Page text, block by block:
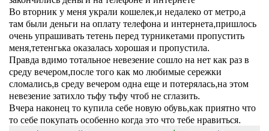
Во вторник у меня украли кошелек,и недалеко от метро,а
там были деньги на оплату телефона и интернета,пришлось
очень упрашивать тетень перед турникетами пропустить
меня,тетенгька оказалась хорошая и пропустила.
Правда вдимо тотальное невезение сошло на нет как раз в
среду вечером,после того как мо любимые сережки
сломались,в среду вечером одна еще и потерялась,на этом
невезение затихло тьфу тьфу чтоб не сглазить.
Вчера наконец то купила себе новую обувь,как приятно что
то себе покупать особенно когда это что тебе нравиться.